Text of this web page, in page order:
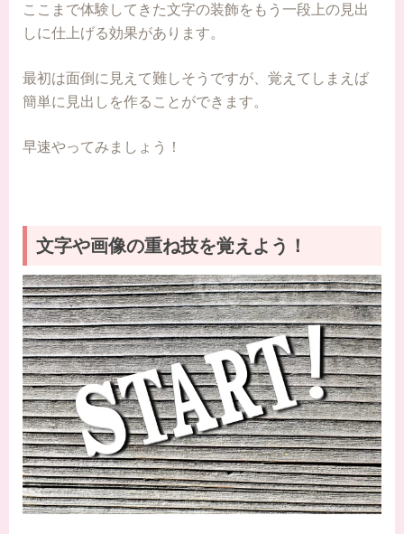
ここまで体験してきた文字の装飾をもう一段上の見出
しに仕上げる効果があります。
最初は面倒に見えて難しそうですが、覚えてしまえば
簡単に見出しを作ることができます。
早速やってみましょう！
文字や画像の重ね技を覚えよう！